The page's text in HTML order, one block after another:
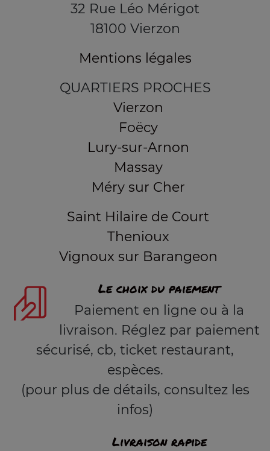
32 Rue Léo Mérigot
18100 Vierzon
Mentions légales
QUARTIERS PROCHES
Vierzon
Foëcy
Lury-sur-Arnon
Massay
Méry sur Cher
Saint Hilaire de Court
Thenioux
Vignoux sur Barangeon
Le choix du paiement
Paiement en ligne ou à la
livraison. Réglez par paiement
sécurisé, cb, ticket restaurant,
espèces.
(pour plus de détails, consultez les
infos)
Livraison rapide